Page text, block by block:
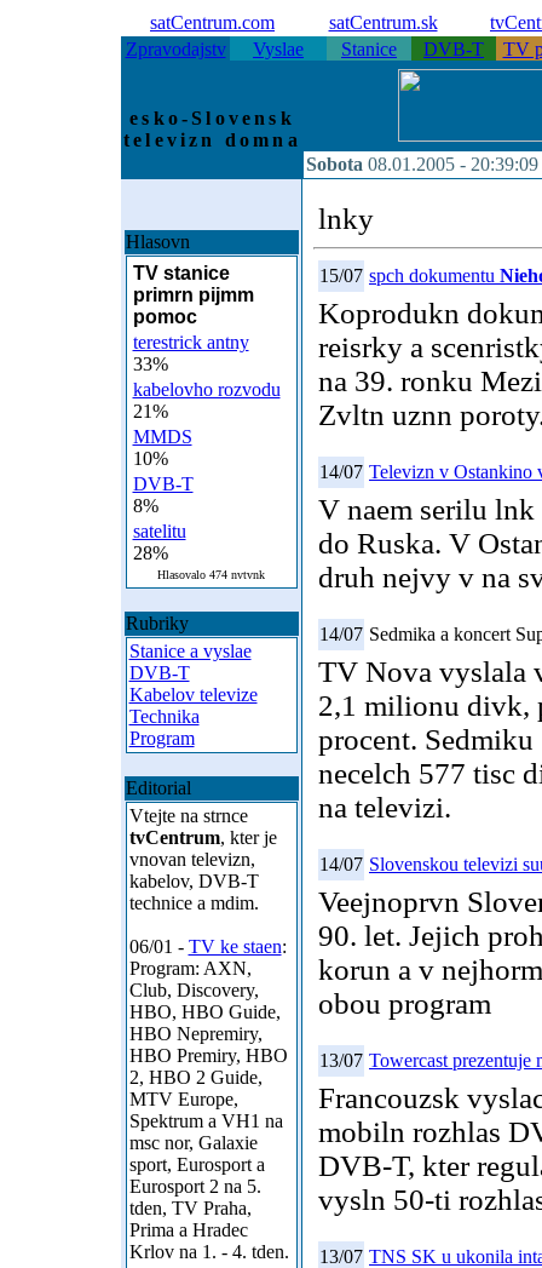
satCentrum.com satCentrum.sk
Zpravodajstv
Vyslae Stanice DVB-T TV
esko-Slovensk
televizn domna
Sobota 08.01.2005 - 20:39:09
Hlasovn
TV stanice
primrn pijmm
pomoc
terestrick antny
33%
kabelovho rozvodu
21%
MMDS
10%
DVB-T
8%
satelitu
28%
Hlasovalo 474 nvtvnk
Rubriky
Stanice a vyslae
DVB-T
Kabelov televize
Technika
Program
Editorial
Vtejte na strnce
tvCentrum, kter je
vnovan televizn,
kabelov, DVB-T
technice a mdim.
06/01 - TV ke staen:
Program: AXN,
Club, Discovery,
HBO, HBO Guide,
HBO Nepremiry,
HBO Premiry, HBO
2, HBO 2 Guide,
MTV Europe,
Spektrum a VH1 na
msc nor, Galaxie
sport, Eurosport a
Eurosport 2 na 5.
tden, TV Praha,
Prima a Hradec
Krlov na 1. - 4. tden.
lnky
15/07 spch dokumentu
Koprodukn
reisrky a
na 39. ronku
Zvltn uznn
14/07 Televizn v Ostankino
V naem serilu lnk
do Ruska. V
druh nejvy v na
14/07 Sedmika a koncert
TV Nova vyslala
2,1 milionu divk,
procent.
necelch 577 tisc
na televizi.
14/07 Slovenskou televizi
Veejnoprvn
90. let. Jejich
korun a v
obou program
13/07 Towercast
Francouzsk
mobiln rozhlas
DVB-T, kter
vysln 50-ti
13/07 TNS SK u ukonila